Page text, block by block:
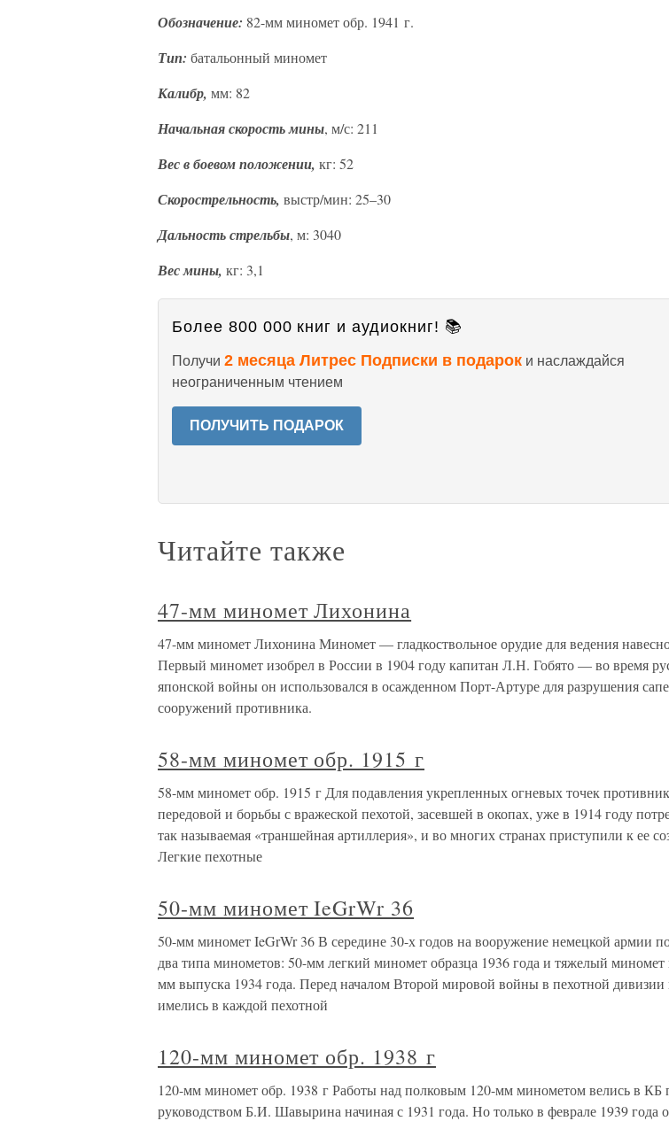
Обозначение: 82-мм миномет обр. 1941 г.
Тип: батальонный миномет
Калибр, мм: 82
Начальная скорость мины, м/с: 211
Вес в боевом положении, кг: 52
Скорострельность, выстр/мин: 25–30
Дальность стрельбы, м: 3040
Вес мины, кг: 3,1
Более 800 000 книг и аудиокниг! 📚
Получи 2 месяца Литрес Подписки в подарок и наслаждайся
неограниченным чтением
ПОЛУЧИТЬ ПОДАРОК
Читайте также
47-мм миномет Лихонина
47-мм миномет Лихонина Миномет — гладкоствольное орудие для ведения
Первый миномет изобрел в России в 1904 году капитан Л.Н. Гобято — во время
японской войны он использовался в осажденном Порт-Артуре для разрушения
сооружений противника.
58-мм миномет обр. 1915 г
58-мм миномет обр. 1915 г Для подавления укрепленных огневых точек
передовой и борьбы с вражеской пехотой, засевшей в окопах, уже в 1914 году
так называемая «траншейная артиллерия», и во многих странах приступили к ее
Легкие пехотные
50-мм миномет IeGrWr 36
50-мм миномет IeGrWr 36 В середине 30-х годов на вооружение немецкой армии
два типа минометов: 50-мм легкий миномет образца 1936 года и тяжелый миномет
мм выпуска 1934 года. Перед началом Второй мировой войны в пехотной дивизии
имелись в каждой пехотной
120-мм миномет обр. 1938 г
120-мм миномет обр. 1938 г Работы над полковым 120-мм минометом велись в КБ
руководством Б.И. Шавырина начиная с 1931 года. Но только в феврале 1939 года